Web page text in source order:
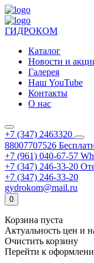
ГИДРОКОМ
Каталог
Новости и
Галерея
Наш YouTube
Контакты
О нас
+7 (347) 2463320
88007707526
+7 (961) 040-67-57
+7 (347) 246-33-20
+7 (347) 246-33-20
gydrokom@mail.ru
0
Корзина пуста
Актуальность цен и
Очистить корзину
Перейти к